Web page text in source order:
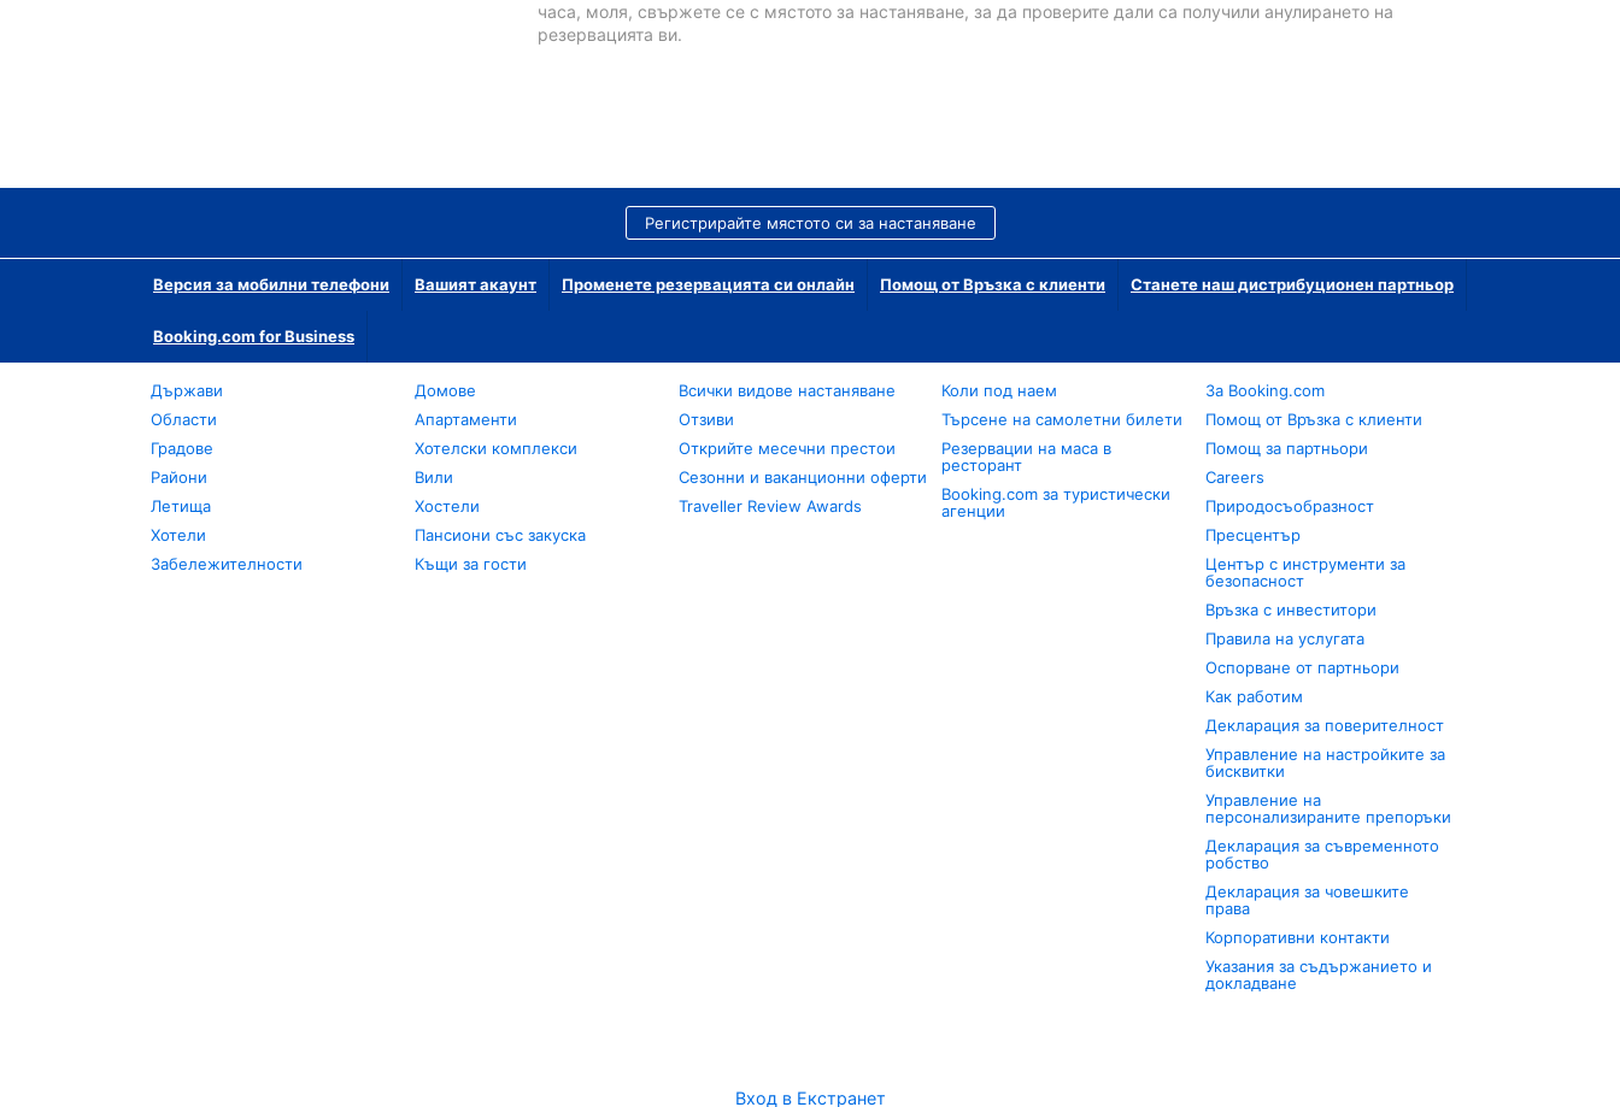
часа, моля, свържете се с мястото за настаняване, за да проверите дали са получили анулирането на
резервацията ви.
Регистрирайте мястото си за настаняване
Версия за мобилни телефони Вашият акаунт Променете резервацията си онлайн Помощ от Връзка с клиенти Станете наш дистрибуционен партньор
Booking.com for Business
Държави
Области
Градове
Райони
Летища
Хотели
Забележителности
Домове
Апартаменти
Хотелски комплекси
Вили
Хостели
Пансиони със закуска
Къщи за гости
Всички видове настаняване
Отзиви
Открийте месечни престои
Сезонни и ваканционни оферти
Traveller Review Awards
Коли под наем
Търсене на самолетни билети
Резервации на маса в
ресторант
Booking.com за туристически
агенции
За Booking.com
Помощ от Връзка с клиенти
Помощ за партньори
Careers
Природосъобразност
Пресцентър
Център с инструменти за
безопасност
Връзка с инвеститори
Правила на услугата
Оспорване от партньори
Как работим
Декларация за поверителност
Управление на настройките за
бисквитки
Управление на
персонализираните препоръки
Декларация за съвременното
робство
Декларация за човешките
права
Корпоративни контакти
Указания за съдържанието и
докладване
Вход в Екстранет